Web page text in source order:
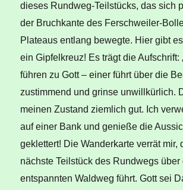
dieses Rundweg-Teilstücks, das sich
der Bruchkante des Ferschweiler-
Plateaus entlang bewegte. Hier gibt
ein Gipfelkreuz! Es trägt die Aufschrift:
führen zu Gott – einer führt über die
zustimmend und grinse unwillkürlich.
meinen Zustand ziemlich gut. Ich
auf einer Bank und genieße die
geklettert! Die Wanderkarte verrät mir,
nächste Teilstück des Rundwegs über
entspannten Waldweg führt. Gott sei